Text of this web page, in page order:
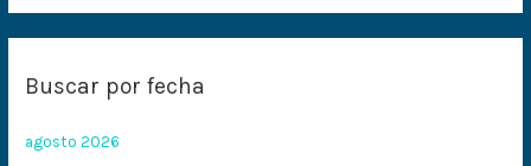
Buscar por fecha
agosto 2026